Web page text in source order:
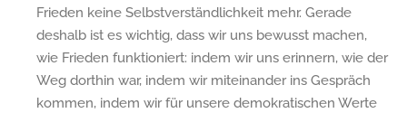
Frieden keine Selbstverständlichkeit mehr. Gerade
deshalb ist es wichtig, dass wir uns bewusst machen,
wie Frieden funktioniert: indem wir uns erinnern, wie der
Weg dorthin war, indem wir miteinander ins Gespräch
kommen, indem wir für unsere demokratischen Werte